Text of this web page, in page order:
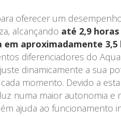
oferecer um
alcançando até 2,9
em aproximadamente 3,5
diferenciadores do
dinamicamente a sua
momento. Devido a
numa maior autonomia e
ajuda ao funcionamento